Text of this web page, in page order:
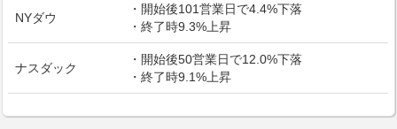
NYダウ
・開始後101営業日で4.4%下落
・終了時9.3%上昇
ナスダック
・開始後50営業日で12.0%下落
・終了時9.1%上昇